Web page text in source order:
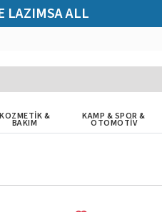
LAZIMSA ALL
KOZMETİK &
BAKIM
KAMP & SPOR &
OTOMOTİV